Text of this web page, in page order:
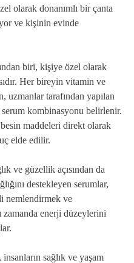
olarak donanımlı bir çanta
ve kişinin evinde
biri, kişiye özel olarak
Her bireyin vitamin ve
uzmanlar tarafından yapılan
kombinasyonu belirlenir.
maddeleri direkt olarak
elde edilir.
ve güzellik açısından da
destekleyen serumlar,
nemlendirmek ve
zamanda enerji düzeylerini
sağlık ve yaşam